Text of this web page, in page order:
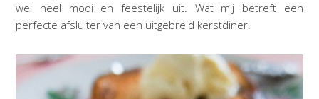
wel heel mooi en feestelijk uit. Wat mij betreft een
perfecte afsluiter van een uitgebreid kerstdiner.